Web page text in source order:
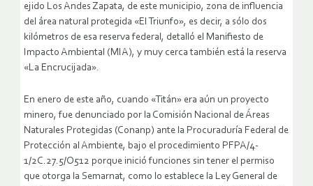
ejido Los Andes Zapata, de este municipio, zona de influencia
del área natural protegida «El Triunfo», es decir, a sólo dos
kilómetros de esa reserva federal, detalló el Manifiesto de
Impacto Ambiental (MIA), y muy cerca también está la reserva
«La Encrucijada».
En enero de este año, cuando «Titán» era aún un proyecto
minero, fue denunciado por la Comisión Nacional de Áreas
Naturales Protegidas (Conanp) ante la Procuraduría Federal de
Protección al Ambiente, bajo el procedimiento PFPA/4-
1/2C.27.5/O512 porque inició funciones sin tener el permiso
que otorga la Semarnat, como lo establece la Ley General de